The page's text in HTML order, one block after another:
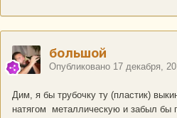
большой
Опубликовано 17 декабря,
Дим, я бы трубочку ту (пластик)
натягом металлическую и забыл бы